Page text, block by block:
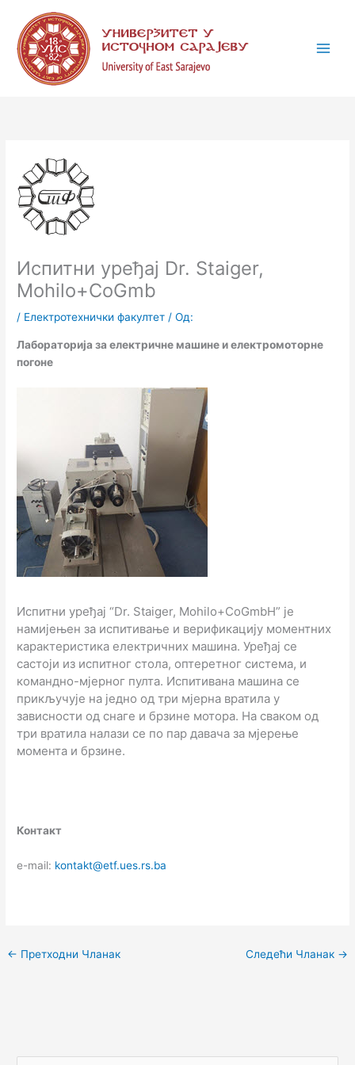
садржај
Испитни уређај Dr. Staiger,
Mohilo+CoGmb
/ Електротехнички факултет / Од:
Лабораторијa за електричне машине и електромоторне
погоне
Испитни уређај “Dr. Staiger, Mohilo+CoGmbH” је
намијењен за испитивање и верификацију моментних
карактеристика електричних машина. Уређај се
састоји из испитног стола, оптеретног система, и
командно-мјерног пулта. Испитивана машина се
прикључује на једно од три мјерна вратила у
зависности од снаге и брзине мотора. На сваком од
три вратила налази се по пар давача за мјерење
момента и брзине.
Контакт
е-mail: kontakt@etf.ues.rs.ba
← Претходни Чланак Следећи Чланак →
а
т
е